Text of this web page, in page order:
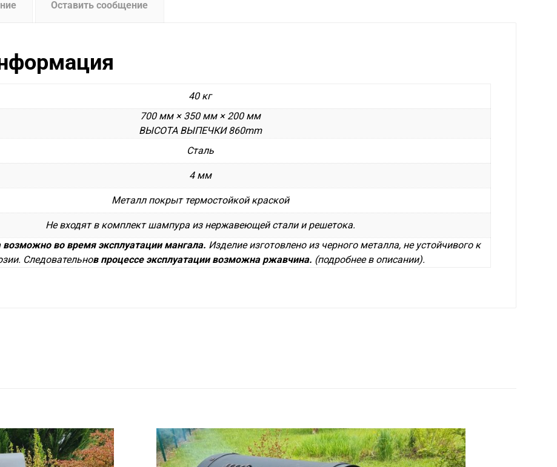
Оставить сообщение
40 кг
700 мм × 350 мм × 200 мм
ВЫСОТА ВЫПЕЧКИ 860mm
Сталь
4 мм
Металл покрыт термостойкой краской
Не входят в комплект шампура из нержавеющей стали и решетока.
во время эксплуатации мангала. Изделие изготовлено из черного металла, не устойчивого к
Следовательнов процессе эксплуатации возможна ржавчина. (подробнее в описании).